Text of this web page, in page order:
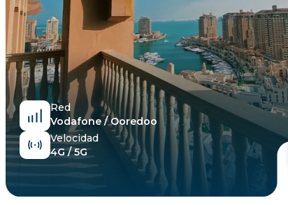
Red
Vodafone / Ooredoo
Velocidad
4G / 5G